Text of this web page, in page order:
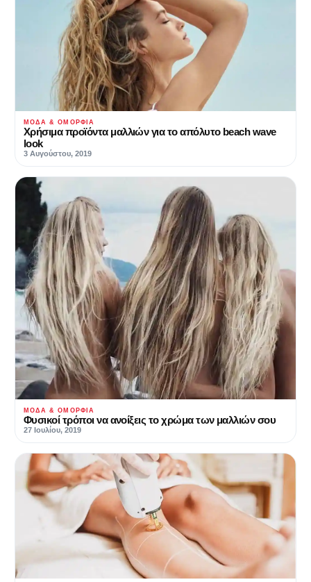
ΜΌΔΑ & ΟΜΟΡΦΙΆ
Χρήσιμα προϊόντα μαλλιών για το απόλυτο beach wave
look
3 Αυγούστου, 2019
ΜΌΔΑ & ΟΜΟΡΦΙΆ
Φυσικοί τρόποι να ανοίξεις το χρώμα των μαλλιών σου
27 Ιουλίου, 2019